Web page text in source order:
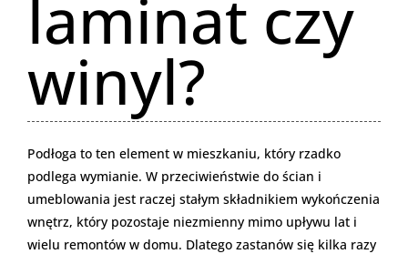
laminat czy
winyl?
Podłoga to ten element w mieszkaniu, który rzadko
podlega wymianie. W przeciwieństwie do ścian i
umeblowania jest raczej stałym składnikiem wykończenia
wnętrz, który pozostaje niezmienny mimo upływu lat i
wielu remontów w domu. Dlatego zastanów się kilka razy